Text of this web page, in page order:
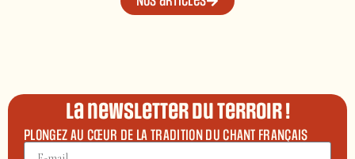
La newsletter du terroir !
PLONGEZ AU CŒUR DE LA TRADITION DU CHANT FRANÇAIS